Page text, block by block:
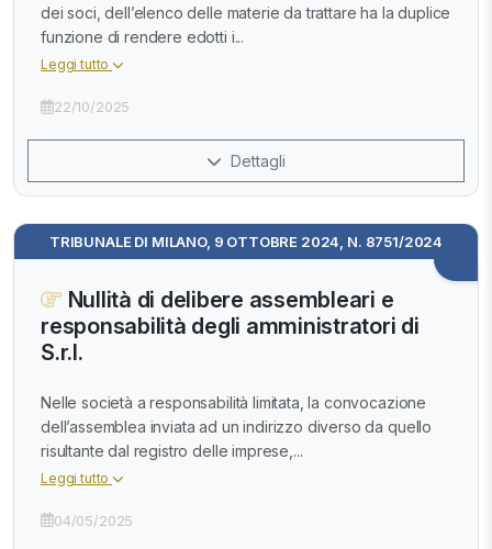
dei soci, dell’elenco delle materie da trattare ha la duplice
funzione di rendere edotti i...
Leggi tutto
22/10/2025
Dettagli
TRIBUNALE DI MILANO, 9 OTTOBRE 2024, N. 8751/2024
Nullità di delibere assembleari e
responsabilità degli amministratori di
S.r.l.
Nelle società a responsabilità limitata, la convocazione
dell’assemblea inviata ad un indirizzo diverso da quello
risultante dal registro delle imprese,...
Leggi tutto
04/05/2025